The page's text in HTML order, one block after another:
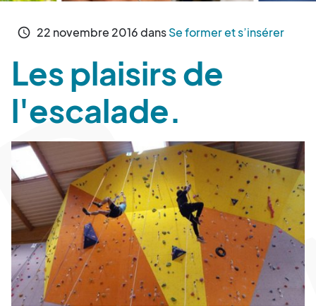
schedule 22 novembre 2016dansSe former et s’insérer
Les plaisirs de
l'escalade.